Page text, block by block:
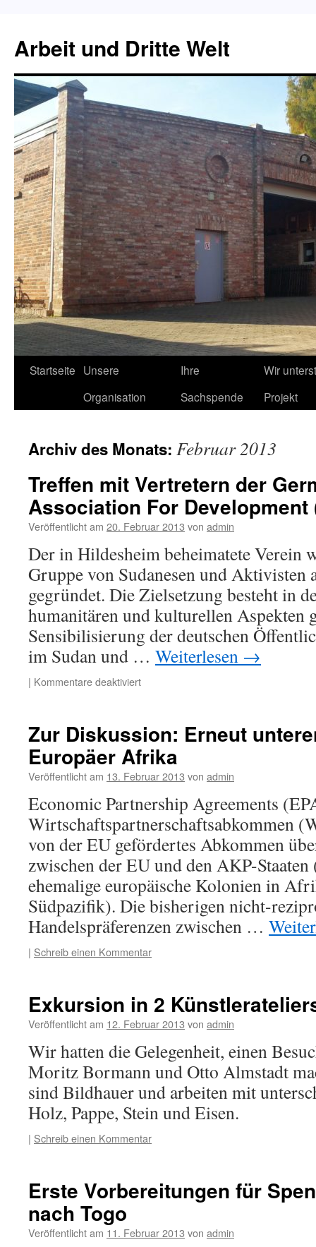
springen
Arbeit und Dritte Welt
Startseite Unsere
Organisation
Ihre
Sachspende
Wir
Projekt
Archiv des Monats: Februar 2013
Treffen mit Vertretern der
Association For Development
Veröffentlicht am 20. Februar 2013 von admin
Der in Hildesheim beheimatete Verein
Gruppe von Sudanesen und Aktivisten
gegründet. Die Zielsetzung besteht in
humanitären und kulturellen Aspekten
Sensibilisierung der deutschen
im Sudan und … Weiterlesen →
| Kommentare deaktiviertfür
der
German
Sudanese
Association
Development
(GSAD)
Zur Diskussion: Erneut
Europäer Afrika
Veröffentlicht am 13. Februar 2013 von admin
Economic Partnership Agreements
Wirtschaftspartnerschaftsabkommen
von der EU gefördertes Abkommen
zwischen der EU und den AKP-
ehemalige europäische Kolonien in
Südpazifik). Die bisherigen nicht-
Handelspräferenzen zwischen …
| Schreib einen Kommentar
Exkursion in 2
Veröffentlicht am 12. Februar 2013 von admin
Wir hatten die Gelegenheit, einen
Moritz Bormann und Otto Almstadt
sind Bildhauer und arbeiten mit
Holz, Pappe, Stein und Eisen.
| Schreib einen Kommentar
Erste Vorbereitungen für
nach Togo
Veröffentlicht am 11. Februar 2013 von admin